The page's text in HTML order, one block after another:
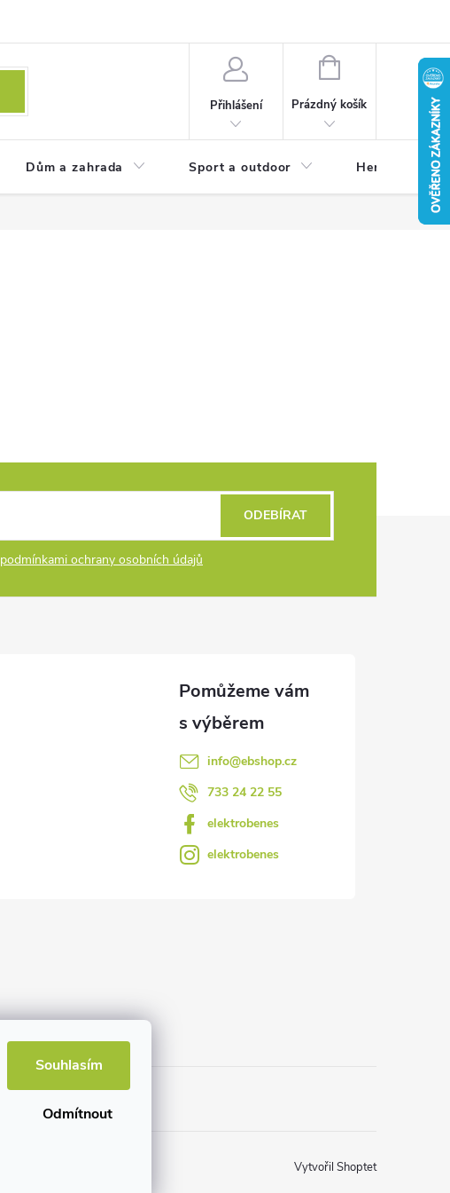
Souhlasím
Odmítnout
Přihlášení
NÁKUPNÍ
Prázdný košík
Dům a zahrada Sport a outdoor Herní zóna
podmínkami ochrany osobních údajů
ODEBÍRAT
info@ebshop.cz
733 24 22 55
elektrobenes
elektrobenes
Vytvořil Shoptet